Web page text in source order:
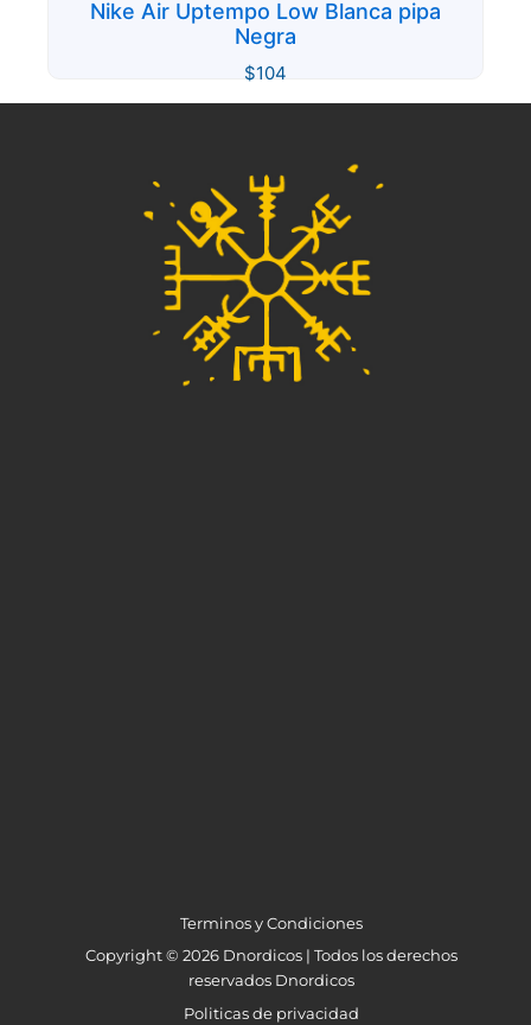
Nike Air Uptempo Low Blanca pipa
Negra
$104
Terminos y Condiciones
Copyright © 2026 Dnordicos | Todos los derechos
reservados Dnordicos
Politicas de privacidad